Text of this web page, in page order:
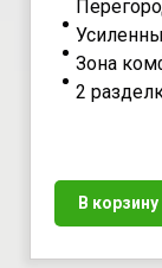
Зона
2
В корзину